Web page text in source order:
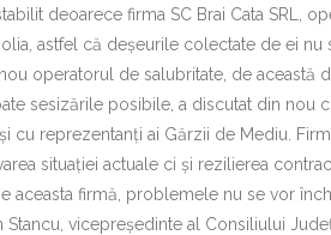
deoarece firma SC Brai Cata SRL,
astfel că deșeurile colectate de ei nu
operatorul de salubritate, de această
sesizările posibile, a discutat din nou
reprezentanți ai Gărzii de Mediu.
situației actuale ci și rezilierea
aceasta firmă, problemele nu se vor
vicepreședinte al Consiliului